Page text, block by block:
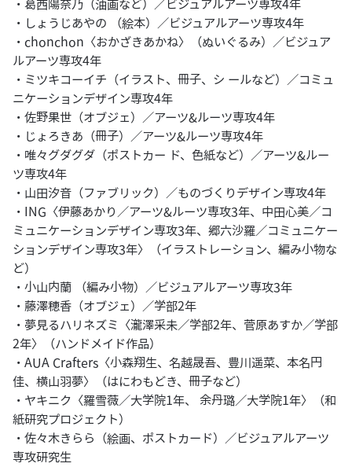
・葛西陽奈乃（油画など）／ビジュアルアーツ専攻4年
・しょうじあやの （絵本）／ビジュアルアーツ専攻4年
・chonchon〈おかざきあかね〉（ぬいぐるみ）／ビジュア
ルアーツ専攻4年
・ミツキコーイチ（イラスト、冊子、シ ールなど）／コミュ
ニケーションデザイン専攻4年
・佐野果世（オブジェ）／アーツ&ルーツ専攻4年
・じょろきあ（冊子）／アーツ&ルーツ専攻4年
・唯々グダグダ（ポストカー ド、色紙など）／アーツ&ルー
ツ専攻4年
・山田汐音（ファブリック）／ものづくりデザイン専攻4年
・ING〈伊藤あかり／アーツ&ルーツ専攻3年、中田心美／コ
ミュニケーションデザイン専攻3年、郷六沙羅／コミュニケー
ションデザイン専攻3年〉（イラストレーション、編み小物な
ど）
・小山内蘭 （編み小物）／ビジュアルアーツ専攻3年
・藤澤穂香（オブジェ）／学部2年
・夢見るハリネズミ〈瀧澤采未／学部2年、菅原あすか／学部
2年〉（ハンドメイド作品）
・AUA Crafters〈小森翔生、名越晟吾、豊川遥菜、本名円
佳、横山羽夢〉（はにわもどき、冊子など）
・ヤキニク〈羅雪薇／大学院1年、 余丹璐／大学院1年〉（和
紙研究プロジェクト）
・佐々木きらら（絵画、ポストカード）／ビジュアルアーツ
専攻研究生